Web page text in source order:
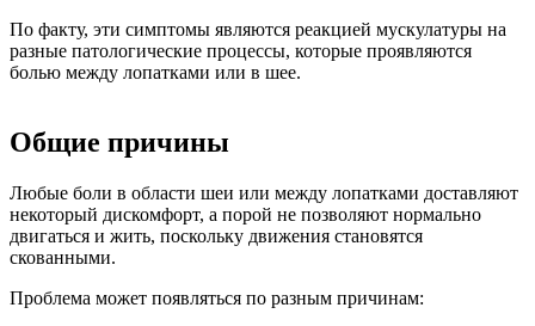
По факту, эти симптомы являются реакцией мускулатуры на
разные патологические процессы, которые проявляются
болью между лопатками или в шее.
Общие причины
Любые боли в области шеи или между лопатками доставляют
некоторый дискомфорт, а порой не позволяют нормально
двигаться и жить, поскольку движения становятся
скованными.
Проблема может появляться по разным причинам: